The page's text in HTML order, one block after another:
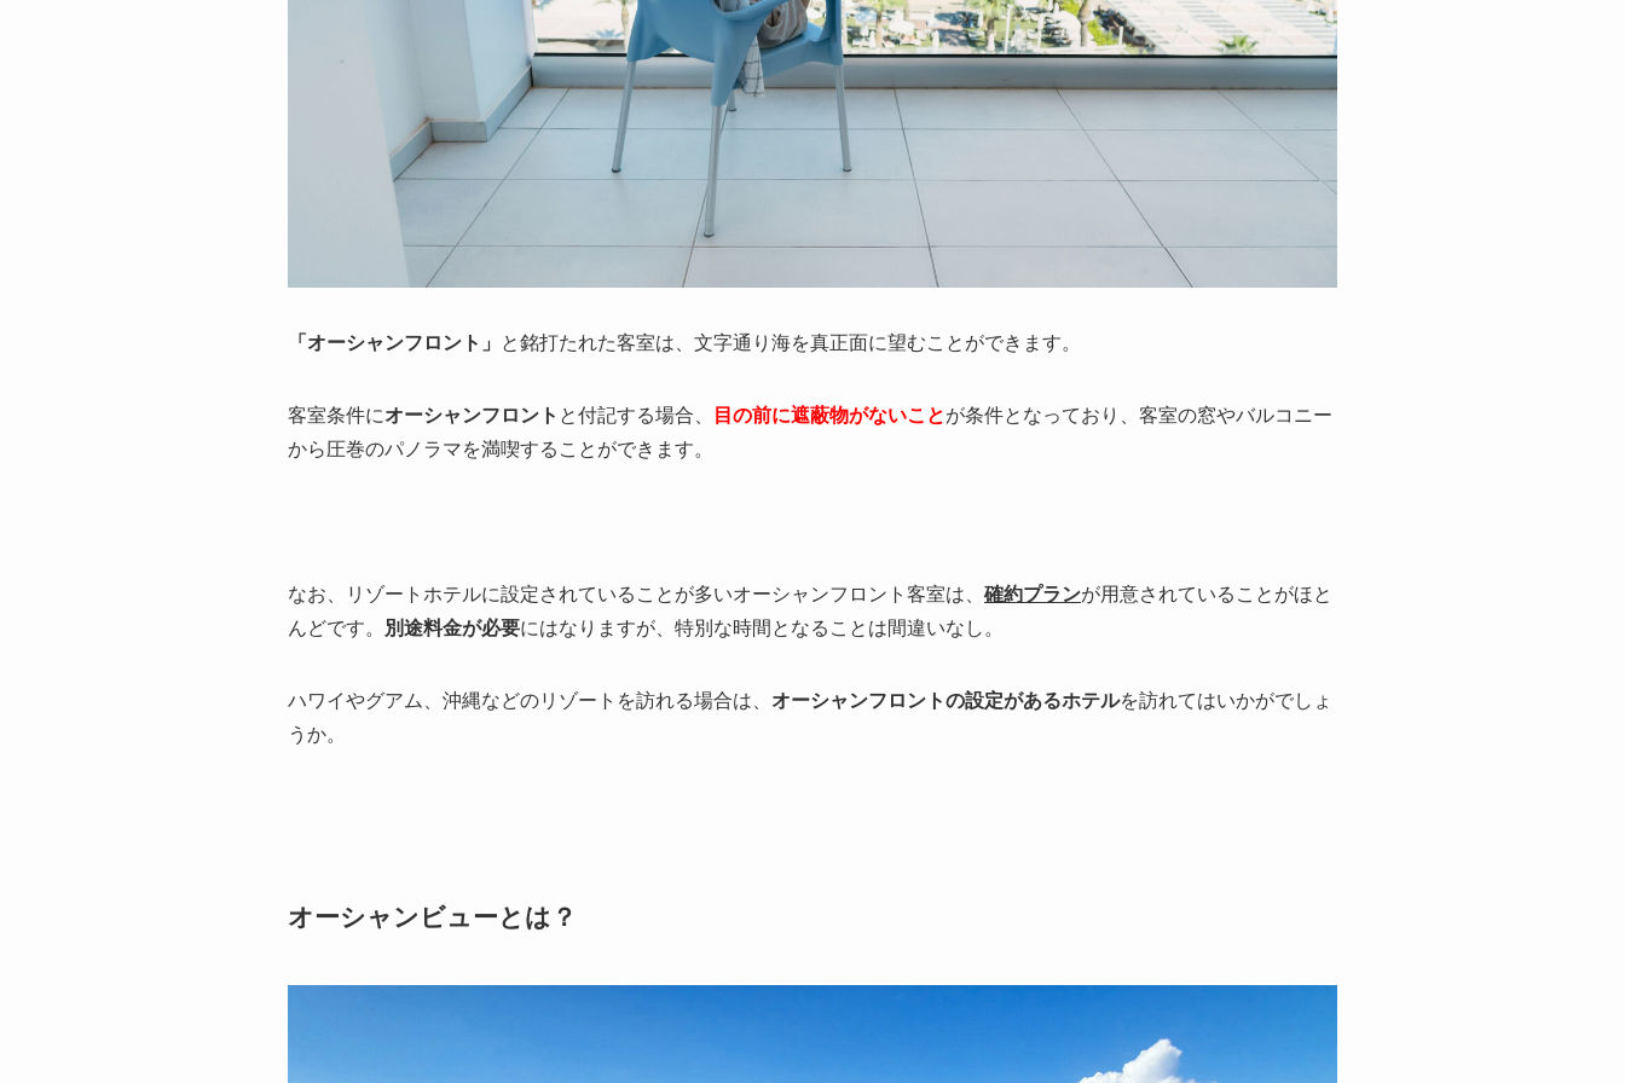
「オーシャンフロント」 と銘打たれた客室は、文字通り海を真正面に望むことができます。
客室条件にオーシャンフロント と付記する場合、 目の前に遮蔽物がないことが条件となっており、客室の窓やバルコニー
から圧巻のパノラマを満喫することができます。
なお、リゾートホテルに設定されていることが多いオーシャンフロント客室は、 確約プランが用意されていることがほと
んどです。
別途料金が必要にはなりますが、特別な時間となることは間違いなし。
ハワイやグアム、沖縄などのリゾートを訪れる場合は、 オーシャンフロントの設定があるホテルを訪れてはいかがでしょ
うか。
オーシャンビューとは？